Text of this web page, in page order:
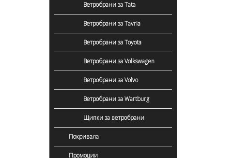
Ветробрани за Tata
Ветробрани за Tavria
Ветробрани за Toyota
Ветробрани за Volkswagen
Ветробрани за Volvo
Ветробрани за Wartburg
Щипки за ветробрани
Покривала
Промоции